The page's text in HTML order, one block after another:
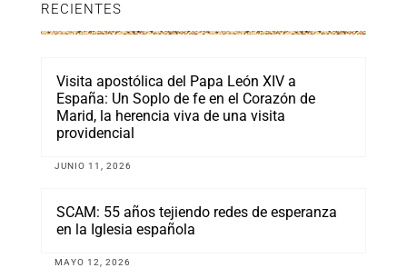
RECIENTES
Visita apostólica del Papa León XIV a
España: Un Soplo de fe en el Corazón de
Marid, la herencia viva de una visita
providencial
JUNIO 11, 2026
SCAM: 55 años tejiendo redes de esperanza
en la Iglesia española
MAYO 12, 2026